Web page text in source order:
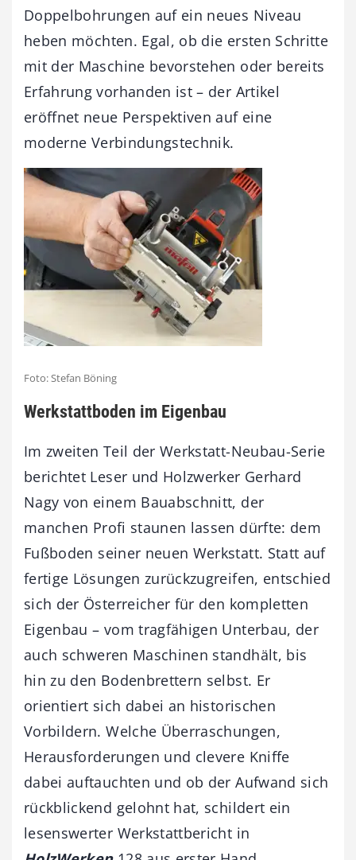
Doppelbohrungen auf ein neues Niveau
heben möchten. Egal, ob die ersten Schritte
mit der Maschine bevorstehen oder bereits
Erfahrung vorhanden ist – der Artikel
eröffnet neue Perspektiven auf eine
moderne Verbindungstechnik.
Foto: Stefan Böning
Werkstattboden im Eigenbau
Im zweiten Teil der Werkstatt-Neubau-Serie
berichtet Leser und Holzwerker Gerhard
Nagy von einem Bauabschnitt, der
manchen Profi staunen lassen dürfte: dem
Fußboden seiner neuen Werkstatt. Statt auf
fertige Lösungen zurückzugreifen, entschied
sich der Österreicher für den kompletten
Eigenbau – vom tragfähigen Unterbau, der
auch schweren Maschinen standhält, bis
hin zu den Bodenbrettern selbst. Er
orientiert sich dabei an historischen
Vorbildern. Welche Überraschungen,
Herausforderungen und clevere Kniffe
dabei auftauchten und ob der Aufwand sich
rückblickend gelohnt hat, schildert ein
lesenswerter Werkstattbericht in